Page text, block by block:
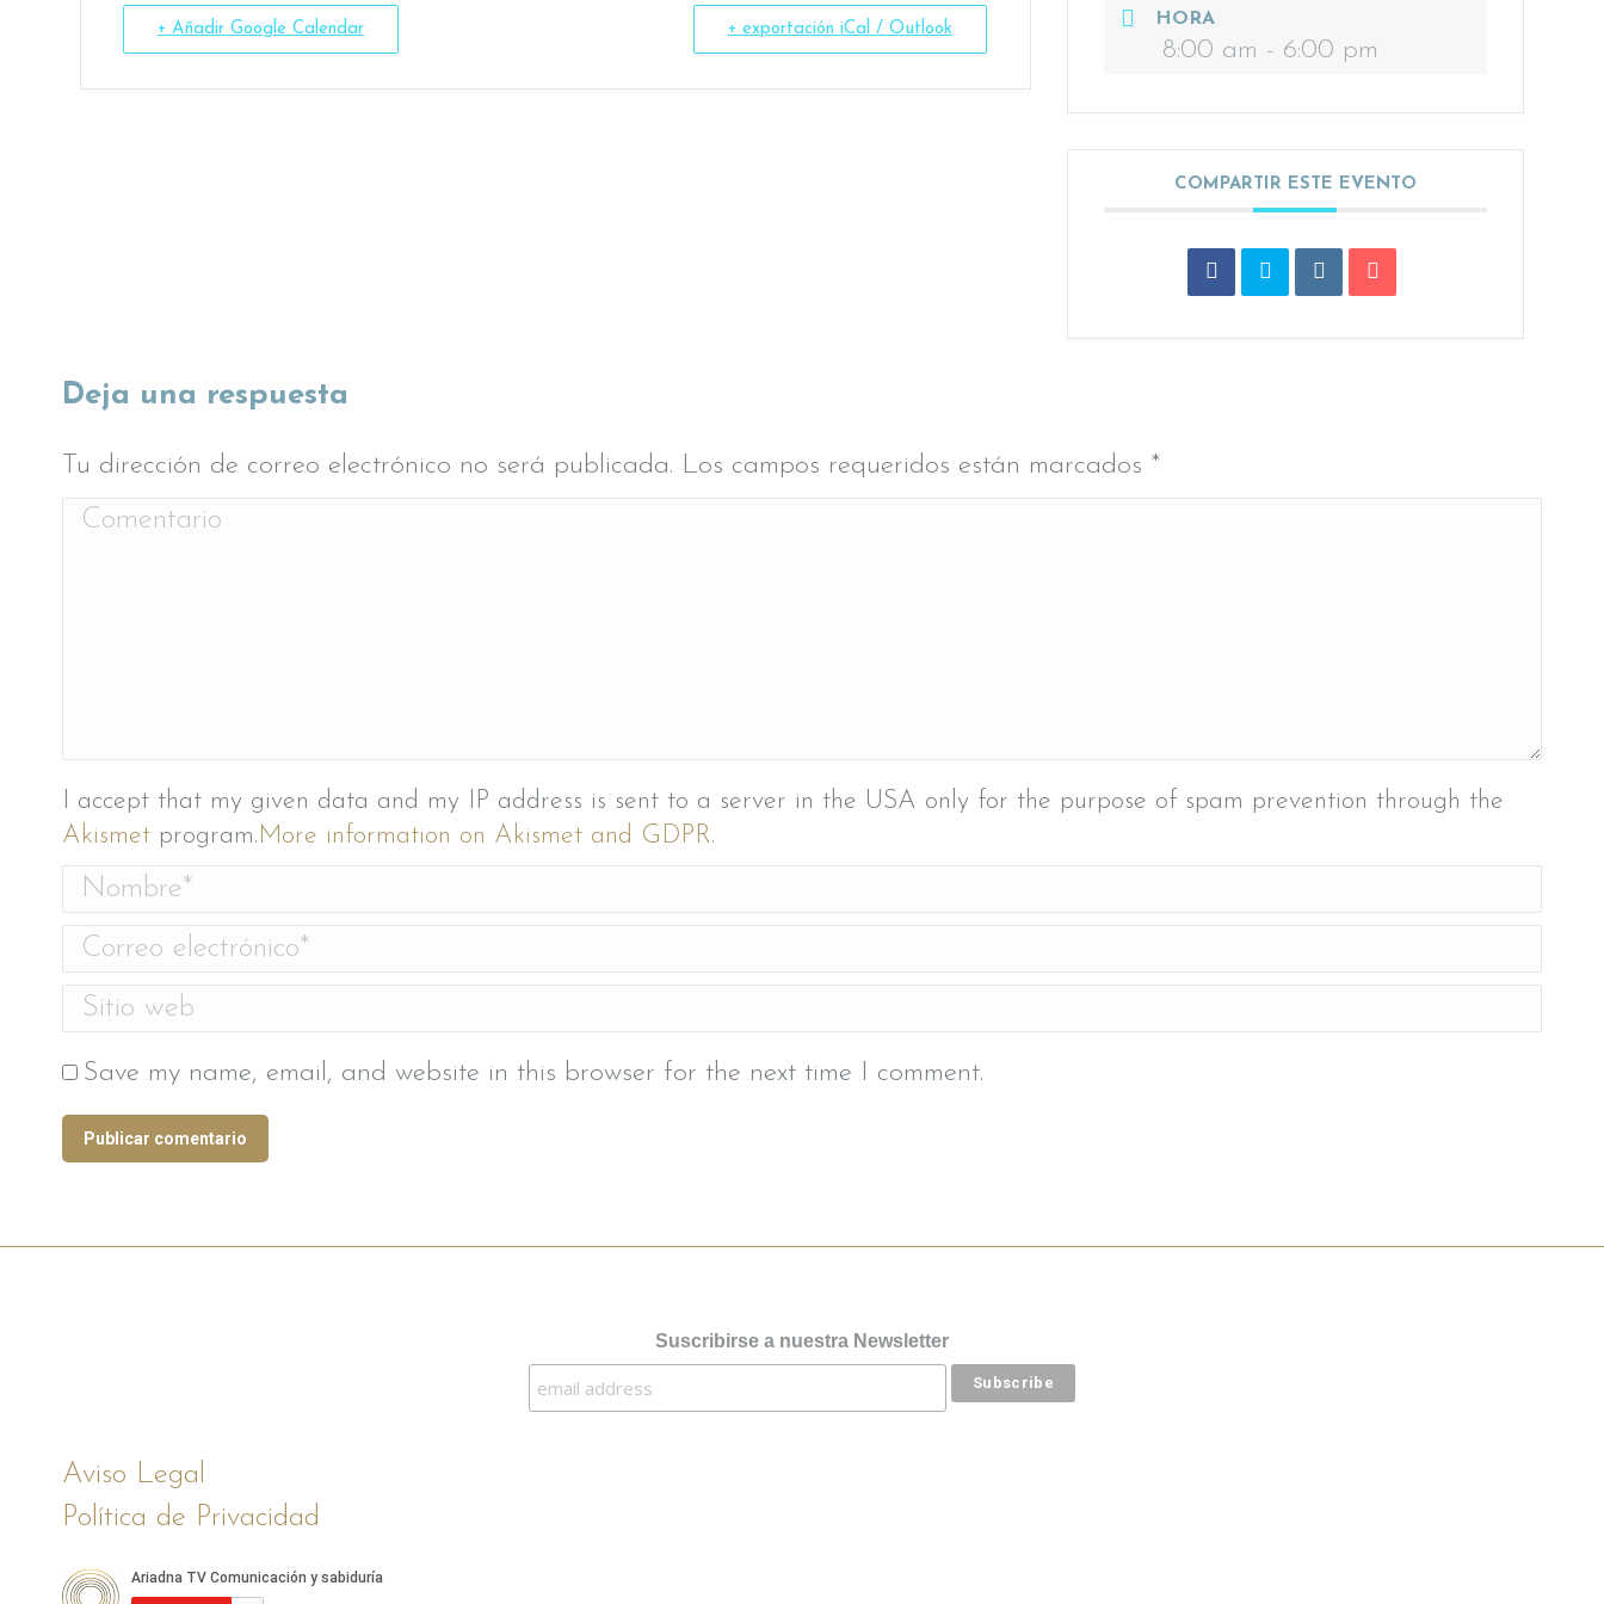
+ Añadir Google Calendar + exportación iCal / Outlook
HORA
8:00 am - 6:00 pm
COMPARTIR ESTE EVENTO
Deja una respuesta
Tu dirección de correo electrónico no será publicada. Los campos requeridos están marcados *
Comentario
I accept that my given data and my IP address is sent to a server in the USA only for the purpose of spam prevention through the
Akismet program.More information on Akismet and GDPR.
Nombre *
Correo electrónico *
Sitio web
Save my name, email, and website in this browser for the next time I comment.
Publicar comentario
Suscribirse a nuestra Newsletter
Aviso Legal
Política de Privacidad